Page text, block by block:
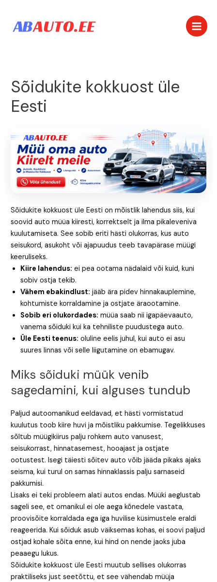
content
Sõidukite kokkuost üle
Eesti
Sõidukite kokkuost üle Eesti on mõistlik lahendus siis, kui
soovid auto müüa kiiresti, korrektselt ja ilma pikaleveniva
kuulutamiseta. See sobib eriti hästi olukorras, kus auto
seisukord, asukoht või ajapuudus teeb tavapärase müügi
keeruliseks.
Kiire lahendus: ei pea ootama nädalaid või kuid, kuni
sobiv ostja tekib.
Vähem ebakindlust: jääb ära pidev hinnakauplemine,
kohtumiste korraldamine ja ostjate äraootamine.
Sobib eri olukordades: müüa saab nii igapäevaauto,
vanema sõiduki kui ka tehniliste puudustega auto.
Üle Eesti teenus: oluline eelis juhul, kui auto ei asu
suures linnas või selle liigutamine on ebamugav.
Miks sõiduki müük venib
sagedamini, kui alguses tundub
Paljud autoomanikud eeldavad, et hästi vormistatud
kuulutus toob kiire huvi ja mõistliku pakkumise. Tegelikkuses
sõltub müügikiirus palju rohkem auto vanusest,
seisukorrast, hinnatasemest, hooajast ja ostjate
ootustest. Isegi täiesti sõitev auto võib jääda pikaks ajaks
seisma, kui turul on samas hinnaklassis palju sarnaseid
pakkumisi.
Lisaks ei teki probleem alati autos endas. Müüki aeglustab
sageli see, et omanikul ei ole aega kõnedele vastata,
proovisõite korraldada ega iga huvilise küsimustele eraldi
reageerida. Kui sõiduk asub väiksemas kohas, ei soovi paljud
ostjad kohale sõita enne, kui hind on nende jaoks juba
peaaegu lukus.
Sõidukite kokkuost üle Eesti muutub sellises olukorras
praktiliseks just seetõttu, et see vähendab müüja